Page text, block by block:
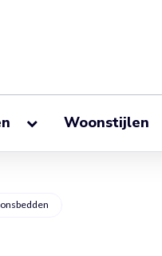
Woonstijlen